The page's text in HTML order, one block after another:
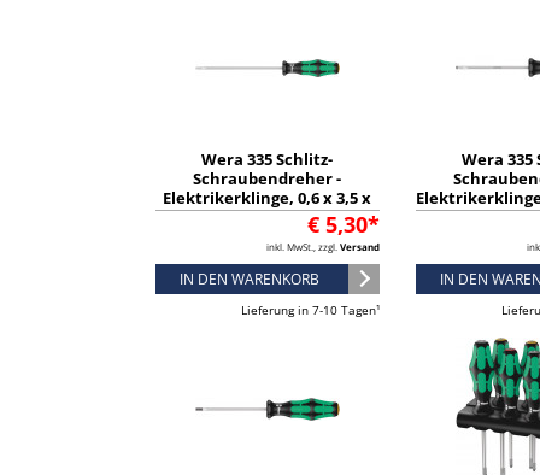
Wera 335 Schlitz-
Schraubendreher -
Elektrikerklinge, 0,6 x 3,5 x
125 mm - 05110002001
€ 5,30*
inkl. MwSt., zzgl. Versand
IN DEN WARENKORB
Lieferung in 7-10 Tagen¹
Wera 335
mm -
IN DEN